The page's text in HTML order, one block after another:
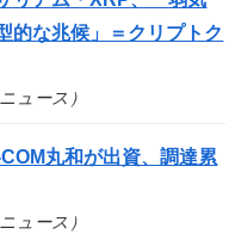
的な兆候」＝クリプトク
ュース）
丸和が出資、調達累
ュース）